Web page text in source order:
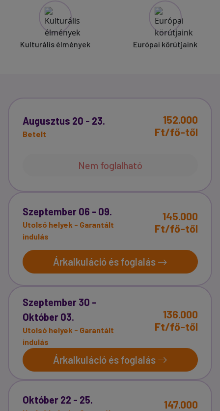
Kulturális élmények Európai körútjaink
Augusztus 20 - 23.
Betelt
152.000
Ft/fő-től
Nem foglalható
Szeptember 06 - 09.
Utolsó helyek - Garantált
indulás
145.000
Ft/fő-től
Árkalkuláció és foglalás
Szeptember 30 -
Október 03.
Utolsó helyek - Garantált
indulás
136.000
Ft/fő-től
Árkalkuláció és foglalás
Október 22 - 25.
147.000